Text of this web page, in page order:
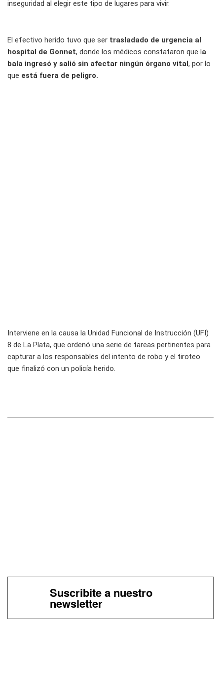
inseguridad al elegir este tipo de lugares para vivir.
El efectivo herido tuvo que ser trasladado de urgencia al
hospital de Gonnet, donde los médicos constataron que la
bala ingresó y salió sin afectar ningún órgano vital, por lo
que está fuera de peligro.
Interviene en la causa la Unidad Funcional de Instrucción (UFI)
8 de La Plata, que ordenó una serie de tareas pertinentes para
capturar a los responsables del intento de robo y el tiroteo
que finalizó con un policía herido.
Suscribite a nuestro
newsletter